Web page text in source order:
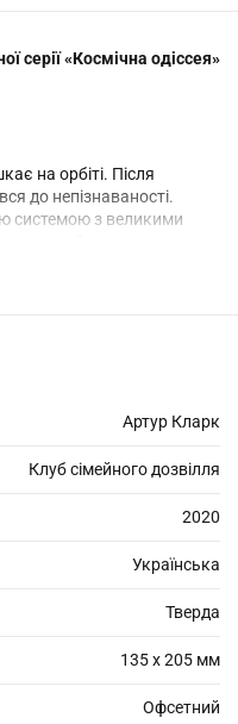
серії «Космічна одіссея»
на орбіті. Після
до непізнаваності.
системою з великими
Інопланетна цивілізація,
зробив вимушену
онук Флойда. Гейвуд
не
Артур Кларк
Клуб сімейного дозвілля
2020
Українська
Тверда
135 х 205 мм
Офсетний